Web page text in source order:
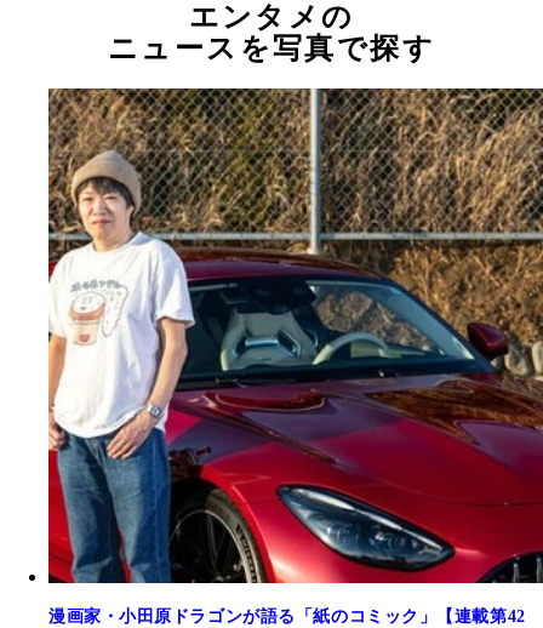
エンタメの
ニュースを写真で探す
漫画家・小田原ドラゴンが語る「紙のコミック」【連載第42